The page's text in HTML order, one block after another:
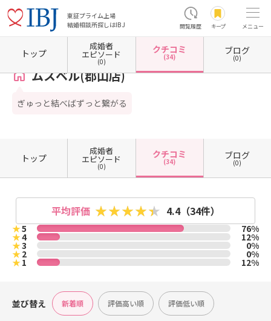
東証プライム上場
結婚相談所探しはIBJ
閲覧履歴 キープ メニュー
ホーム 福島県の結婚相談所 福島県郡山市 ムスベル(郡山店) クチコミ一覧
ムスベル(郡山店)
ぎゅっと結べばずっと繋がる
トップ
成婚者
エピソード
(0)
クチコミ
(34)
ブログ
(0)
トップ
成婚者
エピソード
(0)
クチコミ
(34)
ブログ
(0)
平均評価 4.4（34件）
★5 76%
★4 12%
★3 0%
★2 0%
★1 12%
並び替え 新着順 評価高い順 評価低い順